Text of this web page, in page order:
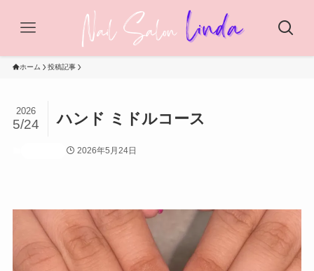
ホーム 投稿記事
ハンド ミドルコース
2026
5/24
2026年5月24日